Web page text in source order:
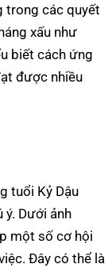
trong các quyết
xấu như
biết cách ứng
được nhiều
tuổi Kỷ Dậu
ý. Dưới ảnh
một số cơ hội
Đây có thể là